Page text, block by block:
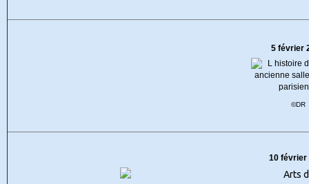
5 février
©DR
10 février